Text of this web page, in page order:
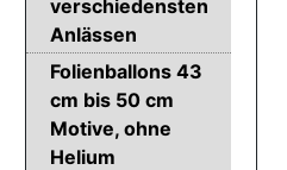
verschiedensten
Anlässen
Folienballons 43
cm bis 50 cm
Motive, ohne
Helium